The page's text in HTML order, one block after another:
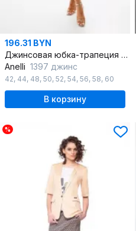
196.31 BYN
Джинсовая юбка-трапеция с элегантным дизайном
Anelli 1397 джинс
42, 44, 48, 50, 52, 54, 56, 58, 60
В корзину
%